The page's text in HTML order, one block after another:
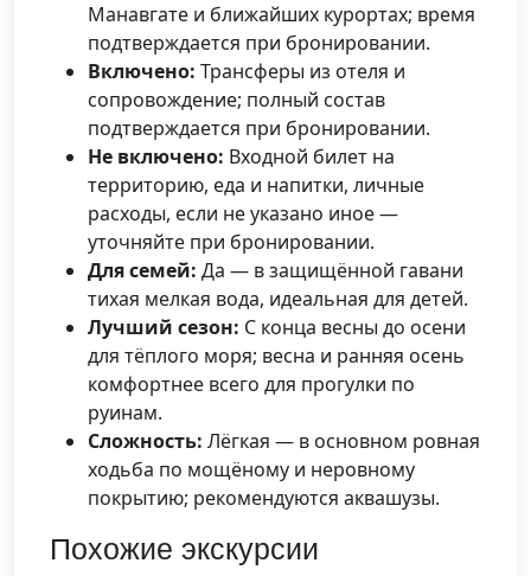
Манавгате и ближайших курортах; время
подтверждается при бронировании.
Включено: Трансферы из отеля и
сопровождение; полный состав
подтверждается при бронировании.
Не включено: Входной билет на
территорию, еда и напитки, личные
расходы, если не указано иное —
уточняйте при бронировании.
Для семей: Да — в защищённой гавани
тихая мелкая вода, идеальная для детей.
Лучший сезон: С конца весны до осени
для тёплого моря; весна и ранняя осень
комфортнее всего для прогулки по
руинам.
Сложность: Лёгкая — в основном ровная
ходьба по мощёному и неровному
покрытию; рекомендуются аквашузы.
Похожие экскурсии